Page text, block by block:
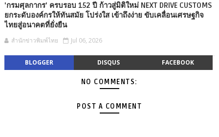
'กรมศุลกากร' ครบรอบ 152 ปี ก้าวสู่มิติใหม่ NEXT DRIVE CUSTOMS
ยกระดับองค์กรให้ทันสมัย โปร่งใส เข้าถึงง่าย ขับเคลื่อนเศรษฐกิจ
ไทยสู่อนาคตที่ยั่งยืน
สำนักข่าวพิมพ์ไทย Jul 06, 2026
BLOGGER DISQUS FACEBOOK
NO COMMENTS:
POST A COMMENT